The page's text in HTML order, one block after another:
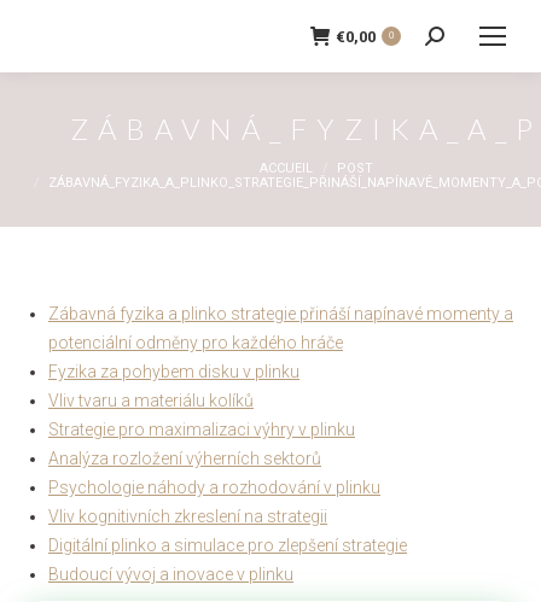
€0,00 0
Recherche
:
ACCUEIL
POST
Zábavná fyzika a plinko strategie přináší napínavé momenty a
potenciální odměny pro každého hráče
Fyzika za pohybem disku v plinku
Vliv tvaru a materiálu kolíků
Strategie pro maximalizaci výhry v plinku
Analýza rozložení výherních sektorů
Psychologie náhody a rozhodování v plinku
Vliv kognitivních zkreslení na strategii
Digitální plinko a simulace pro zlepšení strategie
Budoucí vývoj a inovace v plinku